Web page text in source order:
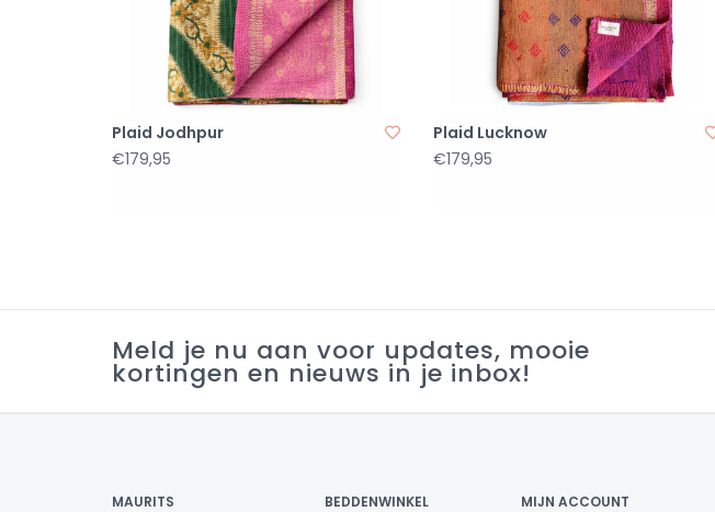
Plaid Jodhpur
€179,95
Plaid Lucknow
€179,95
Meld je nu aan voor updates, mooie
kortingen en nieuws in je inbox!
MAURITS BEDDENWINKEL MIJN ACCOUNT